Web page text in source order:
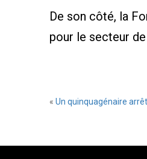
De son côté, la
pour le secteur
« Un quinquagénaire